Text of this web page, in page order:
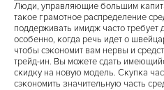
Люди, управляющие большим
такое грамотное распределение
поддерживать имидж часто требует
особенно, когда речь идет о
чтобы сэкономит вам нервы и
трейд-ин. Вы можете сдать
скидку на новую модель. Скупка
сэкономить значительную часть